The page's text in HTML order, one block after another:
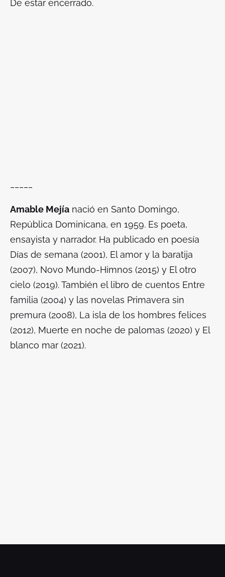
De estar encerrado.
Amable Mejía nació en Santo Domingo,
República Dominicana, en 1959. Es poeta,
ensayista y narrador. Ha publicado en poesía
Días de semana (2001), El amor y la baratija
(2007), Novo Mundo-Himnos (2015) y El otro
cielo (2019). También el libro de cuentos Entre
familia (2004) y las novelas Primavera sin
premura (2008), La isla de los hombres felices
(2012), Muerte en noche de palomas (2020) y El
blanco mar (2021).